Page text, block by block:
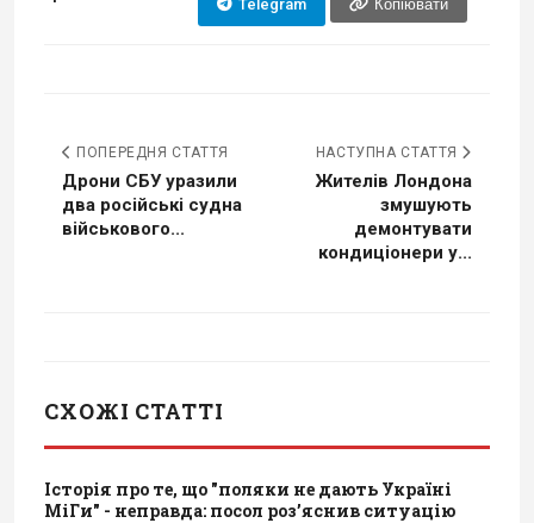
Telegram Копіювати
ПОПЕРЕДНЯ СТАТТЯ
Дрони СБУ уразили
два російські судна
військового...
НАСТУПНА СТАТТЯ
Жителів Лондона
змушують
демонтувати
кондиціонери у...
СХОЖІ СТАТТІ
Історія про те, що "поляки не дають Україні
МіГи" - неправда: посол роз’яснив ситуацію